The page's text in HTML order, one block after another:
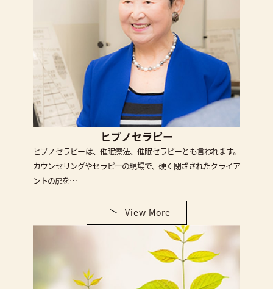
ヒプノセラピー
ヒプノセラピーは、催眠療法、催眠セラピーとも言われます。
カウンセリングやセラピーの現場で、硬く閉ざされたクライア
ントの扉を…
View More